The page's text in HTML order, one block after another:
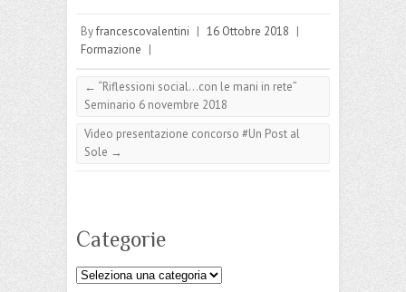
By francescovalentini |
|
|
←
“Riflessioni social…con le mani in rete”
Video presentazione concorso #Un Post al
Categorie
Categorie